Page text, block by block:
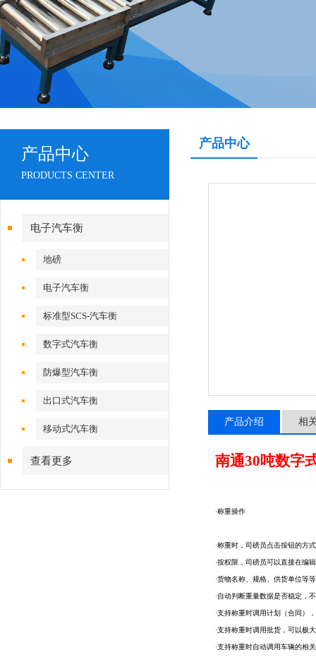
产品中心
PRODUCTS CENTER
电子汽车衡
地磅
电子汽车衡
标准型SCS-汽车衡
数字式汽车衡
防爆型汽车衡
出口式汽车衡
移动式汽车衡
查看更多
产品中心
产品介绍 相
南通30吨数字
·称重操作
·称重时，司磅员点击按钮的方
·按权限，司磅员可以直接在编
·货物名称、规格、供货单位等
·自动判断重量数据是否稳定，
·支持称重时调用计划（合同）
·支持称重时调用批货，可以极
·支持称重时自动调用车辆的相